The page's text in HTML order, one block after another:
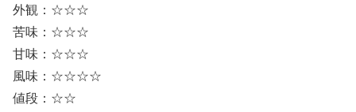
外観：☆☆☆
苦味：☆☆☆
甘味：☆☆☆
風味：☆☆☆☆
値段：☆☆